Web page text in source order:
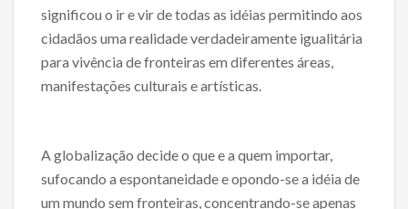
significou o ir e vir de todas as idéias permitindo aos
cidadãos uma realidade verdadeiramente igualitária
para vivência de fronteiras em diferentes áreas,
manifestações culturais e artísticas.
A globalização decide o que e a quem importar,
sufocando a espontaneidade e opondo-se a idéia de
um mundo sem fronteiras, concentrando-se apenas